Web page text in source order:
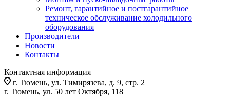
Ремонт, гарантийное и постгарантийное
техническое обслуживание холодильного
оборудования
Производители
Новости
Контакты
Контактная информация
г. Тюмень, ул. Тимирязева, д. 9, стр. 2
г. Тюмень, ул. 50 лет Октября, 118